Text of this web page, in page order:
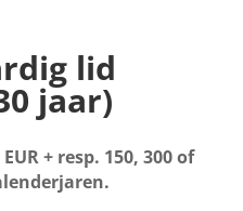
lid
jaar)
+ resp. 150, 300 of